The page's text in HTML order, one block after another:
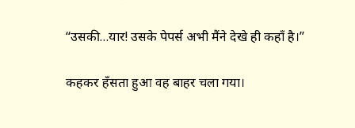
‘‘उसकी…यार! उसके पेपर्स अभी मैंने देखे ही कहाँ है।’’
कहकर हँसता हुआ वह बाहर चला गया।